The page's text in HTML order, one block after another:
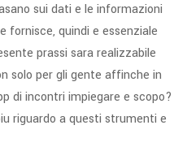
sui dati e le informazioni
fornisce, quindi e essenziale
prassi sara realizzabile
solo per gli gente affinche in
di incontri impiegare e scopo?
riguardo a questi strumenti e